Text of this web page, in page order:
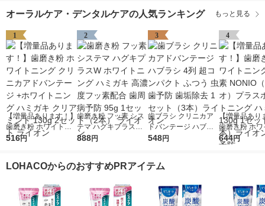
オーラルケア・デンタルケアの人気ランキング もっと見る
1
【増量品あります！】
歯磨き粉 ホワイトニ
ング クリニカアドバ
ミント 130g 2セット
516円
2
歯磨き粉 フッ素 シス
テマ ハグキプラスW
ホワイトニング ハミ
セット（2本） ライオ
888円
3
歯ブラシ クリニカア
ドバンテージ ハブラ
シ 4列 超コンパクト
ライオン
548円
4
【増量品あり
歯磨き粉 ホワ
ング フッ素
644円
LOHACOからのおすすめPRアイテム